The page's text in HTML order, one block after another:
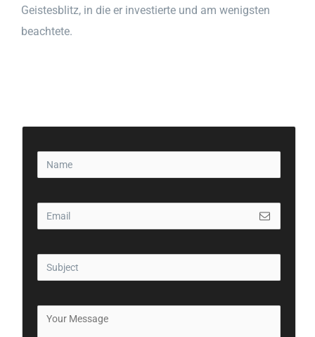
Geistesblitz, in die er investierte und am wenigsten
beachtete.